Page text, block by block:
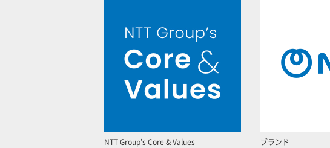
NTT Group’s Core & Values ブランド